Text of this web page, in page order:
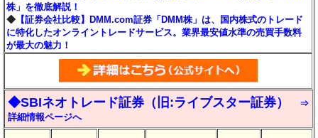
株」を徹底解説！
◆ 【証券会社比較】DMM.com証券「DMM株」は、国内株式のトレード
に特化したオンライントレードサービス。業界最安値水準の売買手数料
が最大の魅力！
◆SBIネオトレード証券（旧:ライブスター証券）
⇒
詳細情報ページへ